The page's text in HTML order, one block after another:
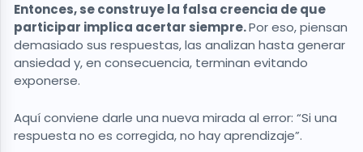
Entonces, se construye la falsa creencia de que
participar implica acertar siempre.Por eso, piensan
demasiado sus respuestas, las analizan hasta generar
ansiedad y, en consecuencia, terminan evitando
exponerse.
Aquí conviene darle una nueva mirada al error: “Si una
respuesta no es corregida, no hay aprendizaje”.